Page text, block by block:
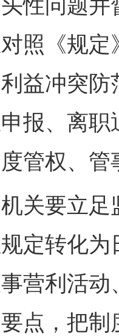
性问题
照《规
益冲突
报、离
管权、管
要立足
定转化
营利活
点，把